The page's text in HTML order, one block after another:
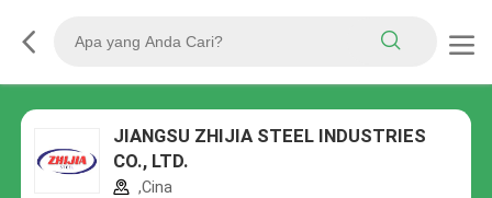
JIANGSU ZHIJIA STEEL INDUSTRIES
CO., LTD.
,Cina